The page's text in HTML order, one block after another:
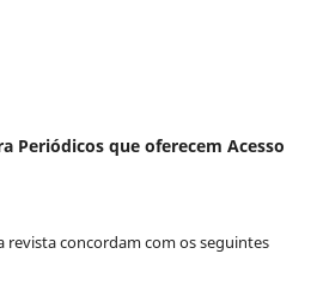
Periódicos que oferecem Acesso
revista concordam com os seguintes